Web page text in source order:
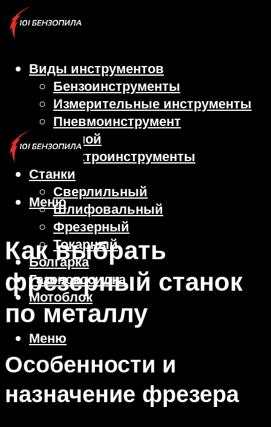
Виды инструментов
Бензоинструменты
Измерительные инструменты
Пневмоинструмент
Ручной
Электроинструменты
Станки
Сверлильный
Шлифовальный
Фрезерный
Токарный
Болгарка
Газонокосилка
Мотоблок
Меню
Меню
Как выбрать
фрезерный станок
по металлу
Особенности и
назначение фрезера